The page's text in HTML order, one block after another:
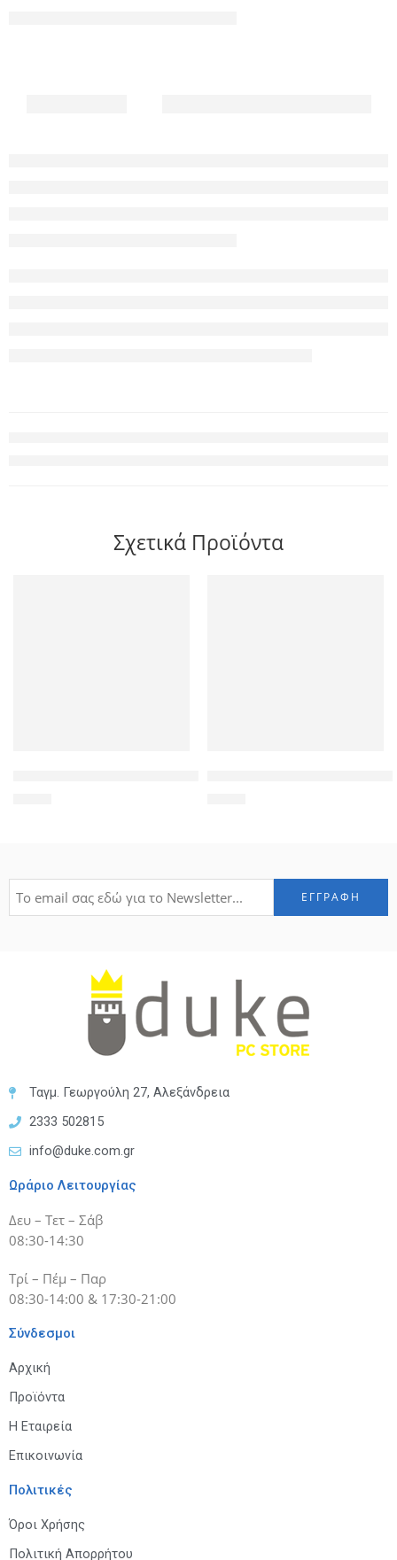
Σχετικά Προϊόντα
Ταγμ. Γεωργούλη 27, Αλεξάνδρεια
2333 502815
info@duke.com.gr
Ωράριο Λειτουργίας
Δευ – Τετ – Σάβ
08:30-14:30
Τρί – Πέμ – Παρ
08:30-14:00 & 17:30-21:00
Σύνδεσμοι
Αρχική
Προϊόντα
Η Εταιρεία
Επικοινωνία
Πολιτικές
Όροι Χρήσης
Πολιτική Απορρήτου